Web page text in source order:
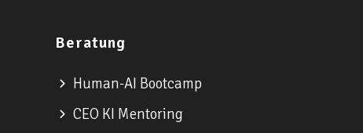
Beratung
Human-AI Bootcamp
CEO KI Mentoring